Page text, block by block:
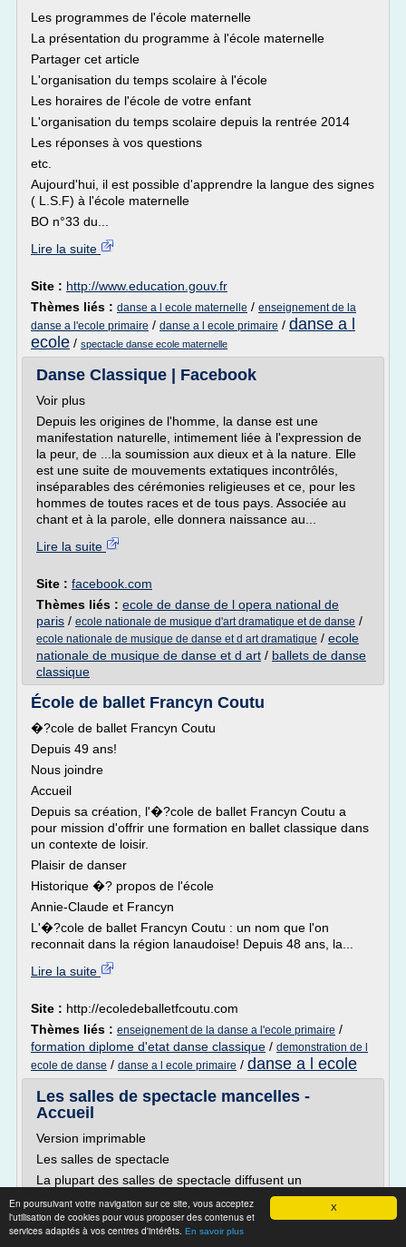
X
En poursuivant votre navigation sur ce site, vous acceptez
l'utilisation de cookies pour vous proposer des contenus et
services adaptés à vos centres d'intérêts. En savoir plus
Les programmes de l'école maternelle
La présentation du programme à l'école maternelle
Partager cet article
L'organisation du temps scolaire à l'école
Les horaires de l'école de votre enfant
L'organisation du temps scolaire depuis la rentrée 2014
Les réponses à vos questions
etc.
Aujourd'hui, il est possible d'apprendre la langue des signes
( L.S.F) à l'école maternelle
BO n°33 du...
Lire la suite
Site : http://www.education.gouv.fr
Thèmes liés : danse a l ecole maternelle / enseignement de la
danse a l'ecole primaire / danse a l ecole primaire / danse a l
ecole / spectacle danse ecole maternelle
Danse Classique | Facebook
Voir plus
Depuis les origines de l'homme, la danse est une
manifestation naturelle, intimement liée à l'expression de
la peur, de ...la soumission aux dieux et à la nature. Elle
est une suite de mouvements extatiques incontrôlés,
inséparables des cérémonies religieuses et ce, pour les
hommes de toutes races et de tous pays. Associée au
chant et à la parole, elle donnera naissance au...
Lire la suite
Site : facebook.com
Thèmes liés : ecole de danse de l opera national de
paris / ecole nationale de musique d'art dramatique et de danse /
ecole nationale de musique de danse et d art dramatique / ecole
nationale de musique de danse et d art / ballets de danse
classique
École de ballet Francyn Coutu
�?cole de ballet Francyn Coutu
Depuis 49 ans!
Nous joindre
Accueil
Depuis sa création, l'�?cole de ballet Francyn Coutu a
pour mission d'offrir une formation en ballet classique dans
un contexte de loisir.
Plaisir de danser
Historique �? propos de l'école
Annie-Claude et Francyn
L'�?cole de ballet Francyn Coutu : un nom que l'on
reconnait dans la région lanaudoise! Depuis 48 ans, la...
Lire la suite
Site : http://ecoledeballetfcoutu.com
Thèmes liés : enseignement de la danse a l'ecole primaire /
formation diplome d'etat danse classique / demonstration de l
ecole de danse / danse a l ecole primaire / danse a l ecole
Les salles de spectacle mancelles -
Accueil
Version imprimable
Les salles de spectacle
La plupart des salles de spectacle diffusent un
programme annuel détaillé. Il est disponible en ligne et à
l'office de tourisme du Mans.
Autant de spectacles